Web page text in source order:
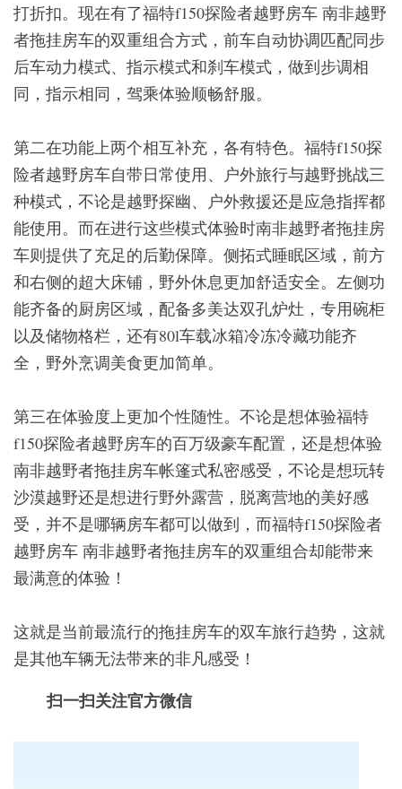
打折扣。现在有了福特f150探险者越野房车 南非越野
者拖挂房车的双重组合方式，前车自动协调匹配同步
后车动力模式、指示模式和刹车模式，做到步调相
同，指示相同，驾乘体验顺畅舒服。
第二在功能上两个相互补充，各有特色。福特f150探
险者越野房车自带日常使用、户外旅行与越野挑战三
种模式，不论是越野探幽、户外救援还是应急指挥都
能使用。而在进行这些模式体验时南非越野者拖挂房
车则提供了充足的后勤保障。侧拓式睡眠区域，前方
和右侧的超大床铺，野外休息更加舒适安全。左侧功
能齐备的厨房区域，配备多美达双孔炉灶，专用碗柜
以及储物格栏，还有80l车载冰箱冷冻冷藏功能齐
全，野外烹调美食更加简单。
第三在体验度上更加个性随性。不论是想体验福特
f150探险者越野房车的百万级豪车配置，还是想体验
南非越野者拖挂房车帐篷式私密感受，不论是想玩转
沙漠越野还是想进行野外露营，脱离营地的美好感
受，并不是哪辆房车都可以做到，而福特f150探险者
越野房车 南非越野者拖挂房车的双重组合却能带来
最满意的体验！
这就是当前最流行的拖挂房车的双车旅行趋势，这就
是其他车辆无法带来的非凡感受！
扫一扫关注官方微信